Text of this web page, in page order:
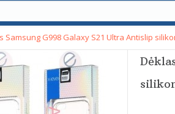
Samsung G998 Galaxy S21 Ultra Antislip